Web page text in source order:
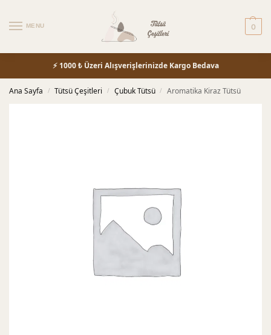
MENU 0
⚡ 1000 ₺ Üzeri Alışverişlerinizde Kargo Bedava
Ana Sayfa / Tütsü Çeşitleri / Çubuk Tütsü / Aromatika Kiraz Tütsü